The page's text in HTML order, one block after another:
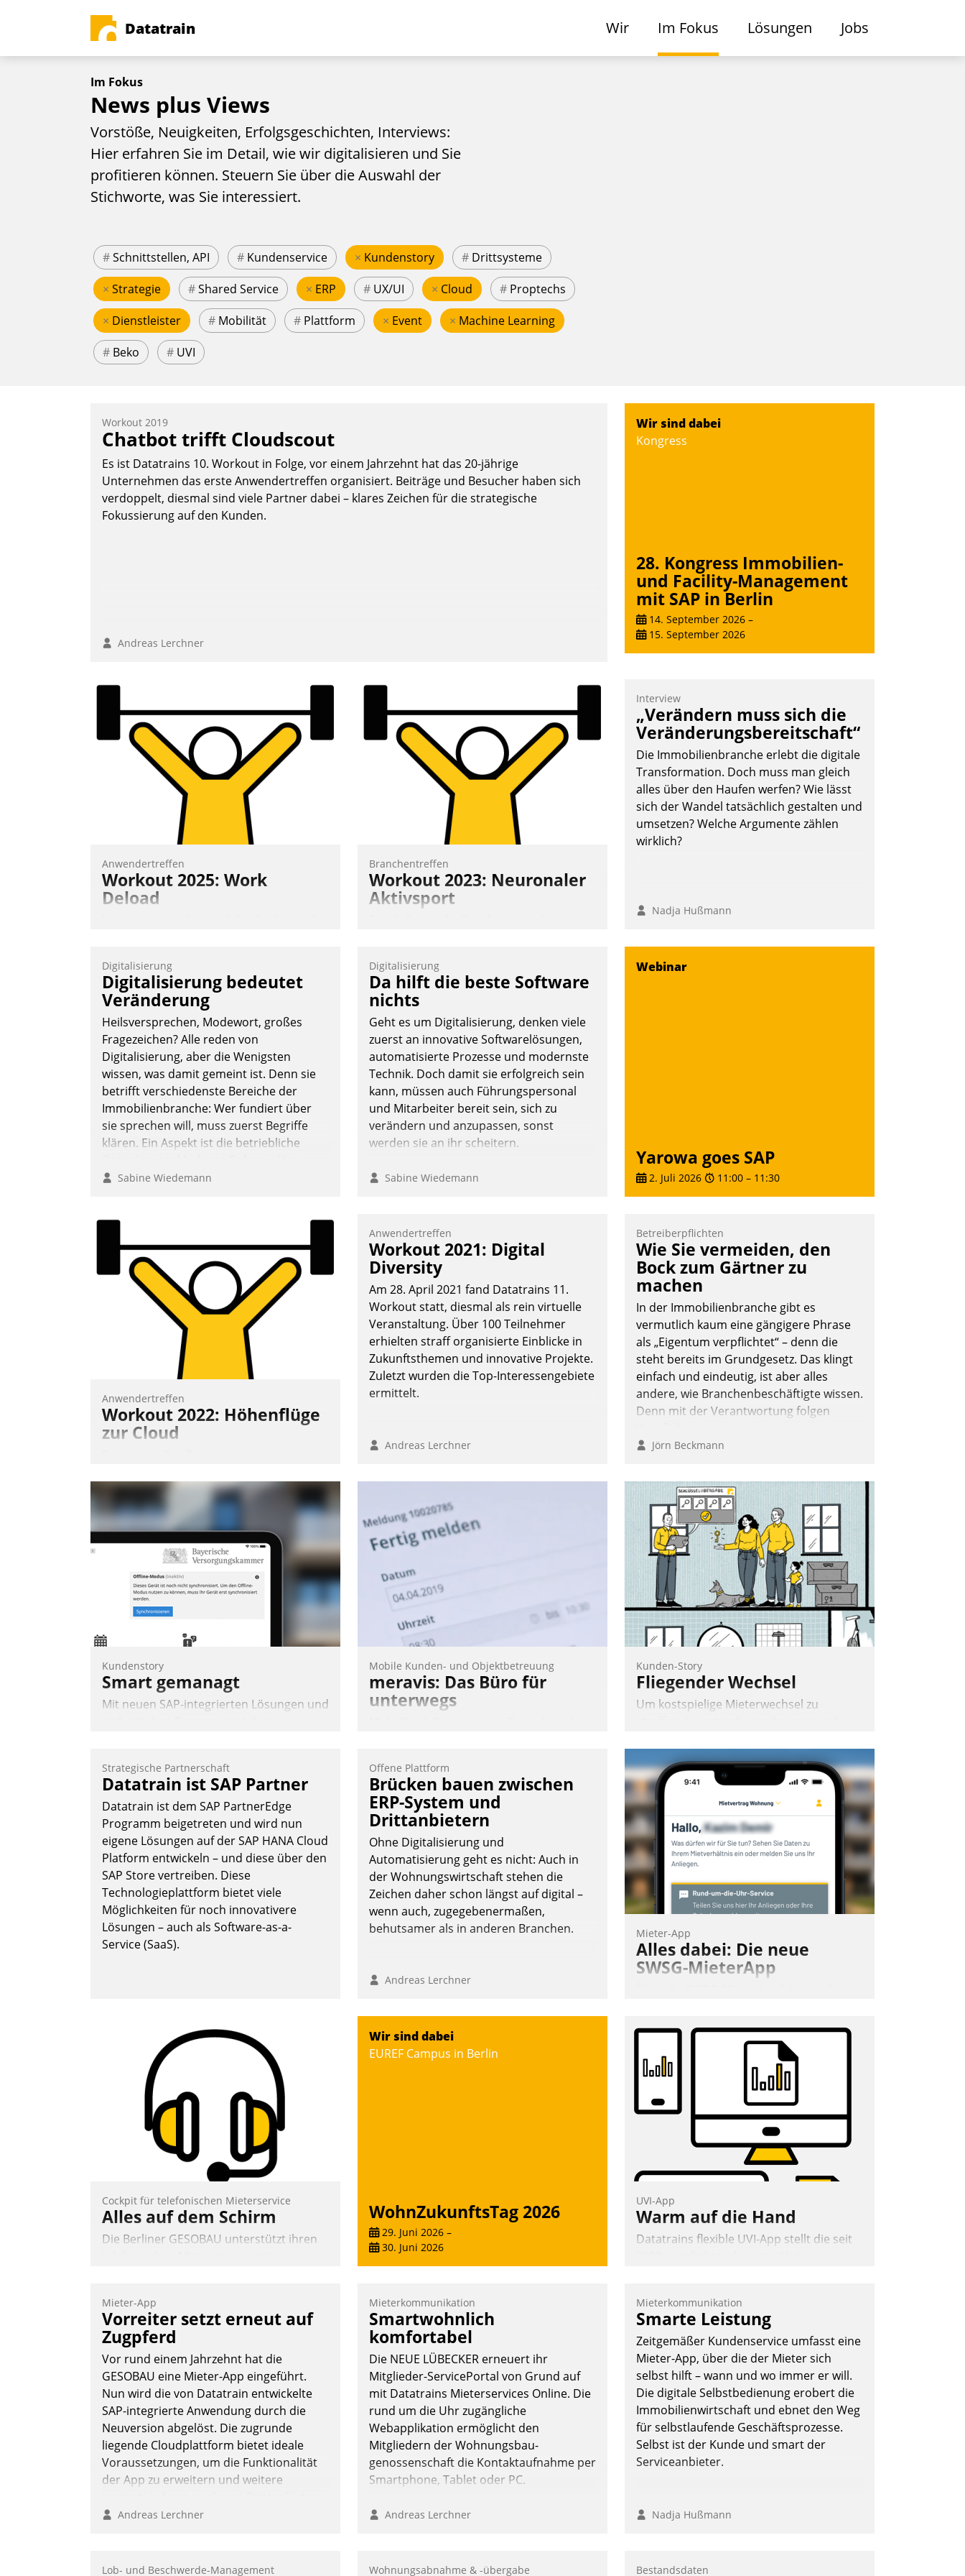
Datatrain Wir Im Fokus Lösungen Jobs
Im Fokus
News plus Views
Vorstöße, Neuigkeiten, Erfolgsgeschichten, Interviews:
Hier erfahren Sie im Detail, wie wir digitalisieren und Sie
profitieren können. Steuern Sie über die Auswahl der
Stichworte, was Sie interessiert.
#Schnittstellen, API # Kundenservice × Kundenstory # Drittsysteme
× Strategie #Shared Service × ERP # UX/UI × Cloud # Proptechs
× Dienstleister # Mobilität # Plattform × Event × Machine Learning
# Beko # UVI
Workout 2019
Chatbot trifft Cloudscout
Es ist Datatrains 10. Workout in Folge, vor einem Jahrzehnt hat das 20-jährige
Unternehmen das erste Anwendertreffen organisiert. Beiträge und Besucher haben sich
verdoppelt, diesmal sind viele Partner dabei – klares Zeichen für die strategische
Fokussierung auf den Kunden.
Andreas Lerchner
Wir sind dabei
Kongress
28. Kongress Immobilien-
und Facility-Management
mit SAP in Berlin
14. September 2026 –
15. September 2026
Anwendertreffen
Workout 2025: Work
Deload
Frage: Wie lassen sich Mammutprojekte
meistern und Workloads wuppen – bei
zunehmend anspruchsvollen Aufgaben
und abnehmendem Nachwuchs?
Nadja Hußmann
Branchentreffen
Workout 2023: Neuronaler
Aktivsport
Vernetzungsideen fürs Quartier.
Dazwischen zeigte Datatrain, was es
Neues zu bieten hat.
Nadja Hußmann
Interview
„Verändern muss sich die
Veränderungsbereitschaft“
Die Immobilienbranche erlebt die digitale
Transformation. Doch muss man gleich
alles über den Haufen werfen? Wie lässt
sich der Wandel tatsächlich gestalten und
umsetzen? Welche Argumente zählen
wirklich?
Nadja Hußmann
Digitalisierung
Digitalisierung bedeutet
Veränderung
Heilsversprechen, Modewort, großes
Fragezeichen? Alle reden von
Digitalisierung, aber die Wenigsten
wissen, was damit gemeint ist. Denn sie
betrifft verschiedenste Bereiche der
Immobilienbranche: Wer fundiert über
sie sprechen will, muss zuerst Begriffe
klären. Ein Aspekt ist die betriebliche
ermöglichen große Einsparungen durch
Software ist es nicht getan. Die
Digitalisierung erfordert von
Unternehmen die Bereitschaft, sich zu
überprüfen, zu hinterfragen und zu
Sabine Wiedemann
Digitalisierung
Da hilft die beste Software
nichts
Geht es um Digitalisierung, denken viele
zuerst an innovative Softwarelösungen,
automatisierte Prozesse und modernste
Technik. Doch damit sie erfolgreich sein
kann, müssen auch Führungspersonal
und Mitarbeiter bereit sein, sich zu
verändern und anzupassen, sonst
werden sie an ihr scheitern.
Sabine Wiedemann
Webinar
Yarowa goes SAP
2. Juli 2026 11:00 – 11:30
Anwendertreffen
Workout 2022: Höhenflüge
zur Cloud
erhielten die Teilnehmerinnen und
Teilnehmer kurzweilige Einblicke in
innovative Cloud-Strategien und -
Lösungen mit hohem Zukunftspotenzial.
Andreas Lerchner
Anwendertreffen
Workout 2021: Digital
Diversity
Am 28. April 2021 fand Datatrains 11.
Workout statt, diesmal als rein virtuelle
Veranstaltung. Über 100 Teilnehmer
erhielten straff organisierte Einblicke in
Zukunftsthemen und innovative Projekte.
Zuletzt wurden die Top-Interessengebiete
ermittelt.
Andreas Lerchner
Betreiberpflichten
Wie Sie vermeiden, den
Bock zum Gärtner zu
machen
In der Immobilienbranche gibt es
vermutlich kaum eine gängigere Phrase
als „Eigentum verpflichtet“ – denn die
steht bereits im Grundgesetz. Das klingt
einfach und eindeutig, ist aber alles
andere, wie Branchenbeschäftigte wissen.
Denn mit der Verantwortung folgen
Jörn Beckmann
Kundenstory
Smart gemanagt
Mit neuen SAP-integrierten Lösungen und
Kapitalanlage für künftige Aufgaben und
Herausforderungen gerüstet.
Nadja Hußmann
Mobile Kunden- und Objektbetreuung
meravis: Das Büro für
unterwegs
Mitarbeiter von Datatrain. Die meravis
Wohnungsbau- und Immobilien GmbH
hat sich dabei für den Betrieb der Lösung
über die SAP Cloud Platform entschieden
- als erstes Unternehmen am
Wohnungsmarkt.
Andreas Lerchner
Kunden-Story
Fliegender Wechsel
Um kostspielige Mieterwechsel zu
vernetzen, nutzt die Berliner Gewobag
seit Jahresbeginn eine Überblick, Einsicht
und Eingriff bietende Lösung. Zur
Entwicklung setzte man auf
Cloudtechnologie, bewährte und Startup-
Partner sowie erstmals agile
Projektmethoden.
Nadja Hußmann
Strategische Partnerschaft
Datatrain ist SAP Partner
Datatrain ist dem SAP PartnerEdge
Programm beigetreten und wird nun
eigene Lösungen auf der SAP HANA Cloud
Platform entwickeln – und diese über den
SAP Store vertreiben. Diese
Technologieplattform bietet viele
Möglichkeiten für noch innovativere
Lösungen – auch als Software-as-a-
Service (SaaS).
Offene Plattform
Brücken bauen zwischen
ERP-System und
Drittanbietern
Ohne Digitalisierung und
Automatisierung geht es nicht: Auch in
der Wohnungswirtschaft stehen die
Zeichen daher schon längst auf digital –
wenn auch, zugegebenermaßen,
behutsamer als in anderen Branchen.
Andreas Lerchner
Mieter-App
Alles dabei: Die neue
SWSG-MieterApp
Wohnungsunternehmen kommunizieren,
auf dem Laufenden bleiben, Daten
einsehen und ändern oder
Schadensmeldungen abgeben – rund um
Andreas Lerchner
Cockpit für telefonischen Mieterservice
Alles auf dem Schirm
Die Berliner GESOBAU unterstützt ihren
auswirft. Eine intuitive Dialogführung
ermöglicht dem externen Serviceteam,
Anrufe von Mietenden zügiger und
effizienter zu bearbeiten.
Nadja Hußmann
Wir sind dabei
EUREF Campus in Berlin
WohnZukunftsTag 2026
29. Juni 2026 –
30. Juni 2026
UVI-App
Warm auf die Hand
Datatrains flexible UVI-App stellt die seit
Die monatlichen Mitteilungen zum
Heizungs- und Wasserverbrauch gehen
automatisiert, vollständig und auf
Wunsch über mehrere zuvor festgelegte
Kommunikationswege bei den
Empfängern ein.
Nadja Hußmann
Mieter-App
Vorreiter setzt erneut auf
Zugpferd
Vor rund einem Jahrzehnt hat die
GESOBAU eine Mieter-App eingeführt.
Nun wird die von Datatrain entwickelte
SAP-integrierte Anwendung durch die
Neuversion abgelöst. Die zugrunde
liegende Cloudplattform bietet ideale
Voraussetzungen, um die Funktionalität
der App zu erweitern und weitere
in SAP zu integrieren.
Andreas Lerchner
Mieterkommunikation
Smartwohnlich
komfortabel
Die NEUE LÜBECKER erneuert ihr
Mitglieder-ServicePortal von Grund auf
mit Datatrains Mieterservices Online. Die
rund um die Uhr zugängliche
Webapplikation ermöglicht den
Mitgliedern der Wohnungs­bau­
genossenschaft die Kontaktaufnahme per
Smartphone, Tablet oder PC.
Andreas Lerchner
Mieterkommunikation
Smarte Leistung
Zeitgemäßer Kundenservice umfasst eine
Mieter-App, über die der Mieter sich
selbst hilft – wann und wo immer er will.
Die digitale Selbstbedienung erobert die
Immobilienwirtschaft und ebnet den Weg
für selbstlaufende Geschäftsprozesse.
Selbst ist der Kunde und smart der
Serviceanbieter.
Nadja Hußmann
Lob- und Beschwerde-Management Wohnungsabnahme & -übergabe Bestandsdaten